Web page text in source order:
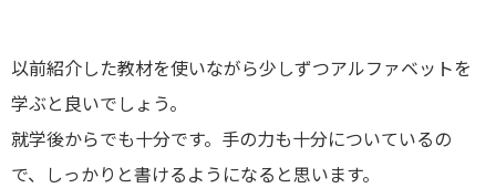
以前紹介した教材を使いながら少しずつアルファベットを
学ぶと良いでしょう。
就学後からでも十分です。手の力も十分についているの
で、しっかりと書けるようになると思います。